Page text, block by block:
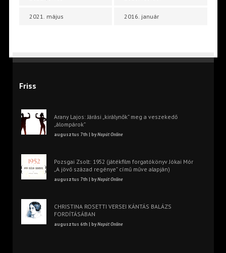
2021. május 2016. január
Friss
Arany Lajos: Járási „királynők” meg a veszekedő
„álompárok”
augusztus 7th | byNapút Online
Pozsgai Zsolt: 1952 (játékfilm forgatókönyv Jókai Mór
„A jövő század regénye” című műve alapján)
augusztus 7th | byNapút Online
CHRISTINA ROSETTI VERSEI KÁNTÁS BALÁZS
FORDÍTÁSÁBAN
augusztus 6th | byNapút Online